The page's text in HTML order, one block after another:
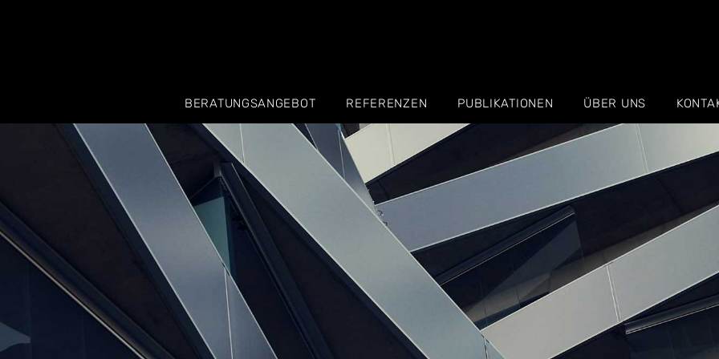
BERATUNGSANGEBOT REFERENZEN PUBLIKATIONEN ÜBER UNS